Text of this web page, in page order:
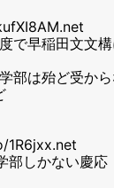
で早稲田文文
部は殆ど受か
1R6jxx.net
しかない慶応